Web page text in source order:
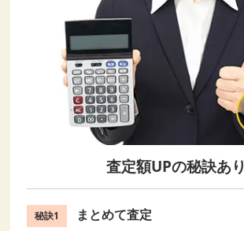
査定額UPの秘訣あり
秘訣1 まとめて査定